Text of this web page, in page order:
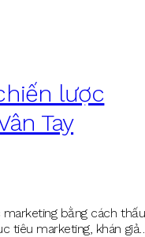
lược
Tay
bằng cách thấu
tiêu marketing, khán